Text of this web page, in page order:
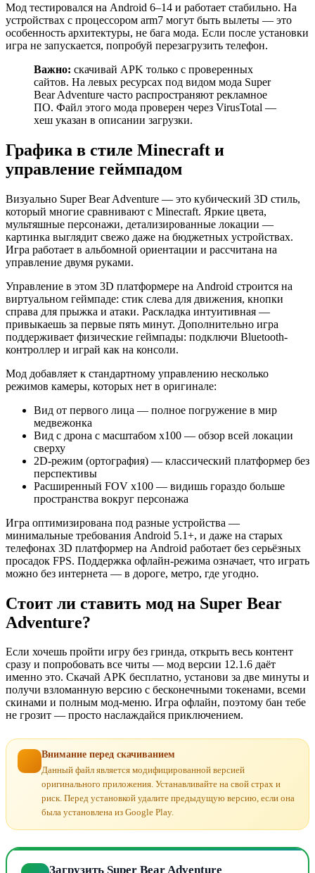
Мод тестировался на Android 6–14 и работает стабильно. На
устройствах с процессором arm7 могут быть вылеты — это
особенность архитектуры, не бага мода. Если после установки
игра не запускается, попробуй перезагрузить телефон.
Важно: скачивай APK только с проверенных
сайтов. На левых ресурсах под видом мода Super
Bear Adventure часто распространяют рекламное
ПО. Файл этого мода проверен через VirusTotal —
хеш указан в описании загрузки.
Графика в стиле Minecraft и
управление геймпадом
Визуально Super Bear Adventure — это кубический 3D стиль,
который многие сравнивают с Minecraft. Яркие цвета,
мультяшные персонажи, детализированные локации —
картинка выглядит свежо даже на бюджетных устройствах.
Игра работает в альбомной ориентации и рассчитана на
управление двумя руками.
Управление в этом 3D платформере на Android строится на
виртуальном геймпаде: стик слева для движения, кнопки
справа для прыжка и атаки. Раскладка интуитивная —
привыкаешь за первые пять минут. Дополнительно игра
поддерживает физические геймпады: подключи Bluetooth-
контроллер и играй как на консоли.
Мод добавляет к стандартному управлению несколько
режимов камеры, которых нет в оригинале:
Вид от первого лица — полное погружение в мир
медвежонка
Вид с дрона с масштабом x100 — обзор всей локации
сверху
2D-режим (ортография) — классический платформер без
перспективы
Расширенный FOV x100 — видишь гораздо больше
пространства вокруг персонажа
Игра оптимизирована под разные устройства —
минимальные требования Android 5.1+, и даже на старых
телефонах 3D платформер на Android работает без серьёзных
просадок FPS. Поддержка офлайн-режима означает, что играть
можно без интернета — в дороге, метро, где угодно.
Стоит ли ставить мод на Super Bear
Adventure?
Если хочешь пройти игру без гринда, открыть весь контент
сразу и попробовать все читы — мод версии 12.1.6 даёт
именно это. Скачай APK бесплатно, установи за две минуты и
получи взломанную версию с бесконечными токенами, всеми
скинами и полным мод-меню. Игра офлайн, поэтому бан тебе
не грозит — просто наслаждайся приключением.
Внимание перед скачиванием
Данный файл является модифицированной версией
оригинального приложения. Устанавливайте на свой страх и
риск. Перед установкой удалите предыдущую версию, если она
была установлена из Google Play.
Загрузить Super Bear Adventure